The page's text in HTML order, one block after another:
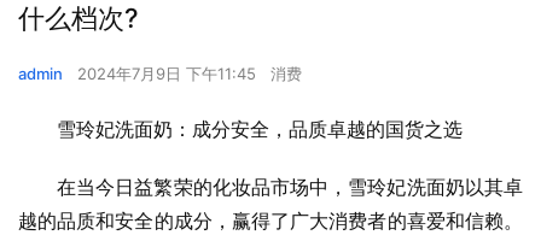
什么档次?
admin 2024年7月9日 下午11:45 消费
雪玲妃洗面奶：成分安全，品质卓越的国货之选
在当今日益繁荣的化妆品市场中，雪玲妃洗面奶以其卓
越的品质和安全的成分，赢得了广大消费者的喜爱和信赖。